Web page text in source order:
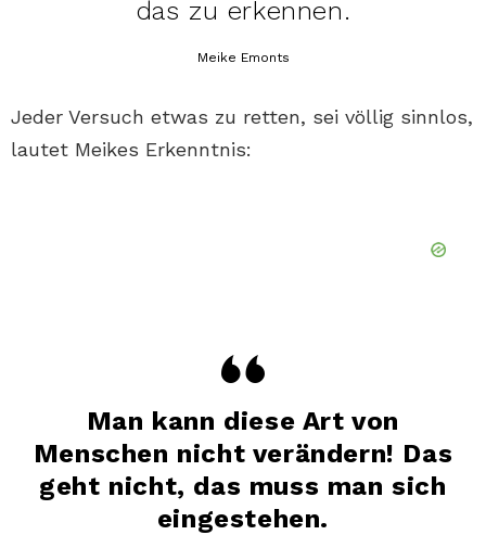
das zu erkennen.
Meike Emonts
Jeder Versuch etwas zu retten, sei völlig sinnlos,
lautet Meikes Erkenntnis:
Man kann diese Art von
Menschen nicht verändern! Das
geht nicht, das muss man sich
eingestehen.